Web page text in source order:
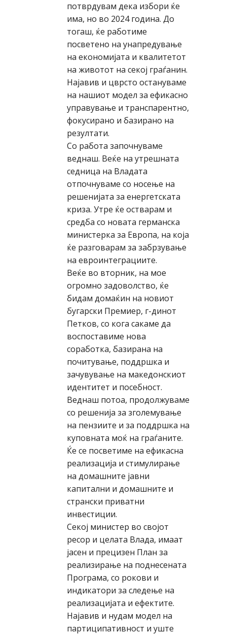
потврдувам дека избори ќе
има, но во 2024 година. До
тогаш, ќе работиме
посветено на унапредување
на економијата и квалитетот
на животот на секој граѓанин.
Најавив и цврсто остануваме
на нашиот модел за ефикасно
управување и транспарентно,
фокусирано и базирано на
резултати.
Со работа започнуваме
веднаш. Веќе на утрешната
седница на Владата
отпочнуваме со носење на
решенијата за енергетската
криза. Утре ќе остварам и
средба со новата германска
министерка за Европа, на која
ќе разговарам за забрзување
на евроинтеграциите.
Веќе во вторник, на мое
огромно задоволство, ќе
бидам домаќин на новиот
бугарски Премиер, г-динот
Петков, со кога сакаме да
воспоставиме нова
соработка, базирана на
почитување, поддршка и
зачувување на македонскиот
идентитет и посебност.
Веднаш потоа, продолжуваме
со решенија за зголемување
на пензиите и за поддршка на
куповната моќ на граѓаните.
Ќе се посветиме на ефикасна
реализација и стимулирање
на домашните јавни
капитални и домашните и
странски приватни
инвестиции.
Секој министер во својот
ресор и целата Влада, имаат
јасен и прецизен План за
реализирање на поднесената
Програма, со рокови и
индикатори за следење на
реализацијата и ефектите.
Најавив и нудам модел на
партиципативност и уште